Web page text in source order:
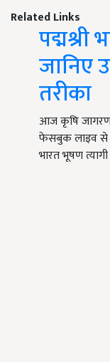
Related Links
पद्मश्री
जानिए
तरीका
आज कृषि
फेसबुक लाइव से
भारत भूषण